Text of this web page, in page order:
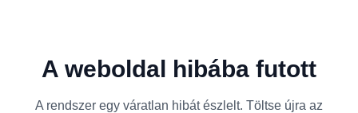
A weboldal hibába futott
A rendszer egy váratlan hibát észlelt. Töltse újra az